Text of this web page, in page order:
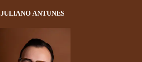
JULIANO ANTUNES